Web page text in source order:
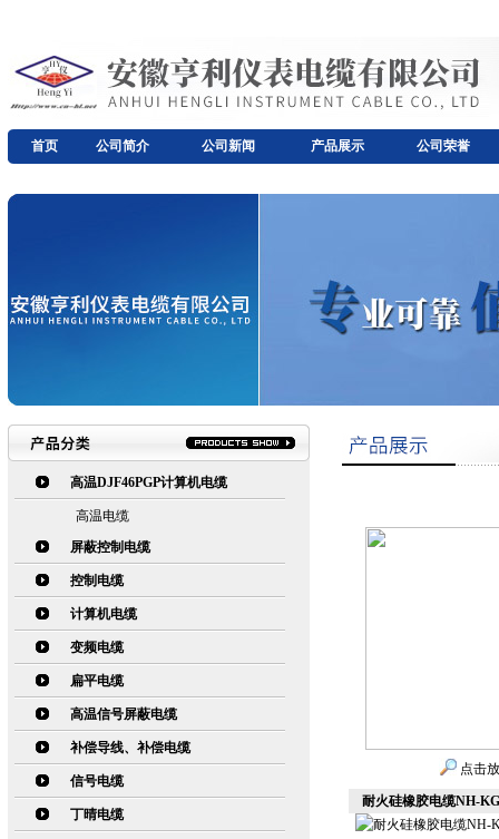
首页 公司简介 公司新闻 产品展示 公司荣誉
高温DJF46PGP计算机电缆
高温电缆
屏蔽控制电缆
控制电缆
计算机电缆
变频电缆
扁平电缆
高温信号屏蔽电缆
补偿导线、补偿电缆
信号电缆
丁晴电缆
点击
耐火硅橡胶电缆NH-